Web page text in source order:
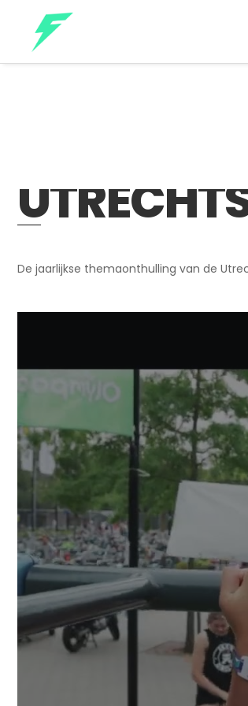
De jaarlijkse themaonthulling van de